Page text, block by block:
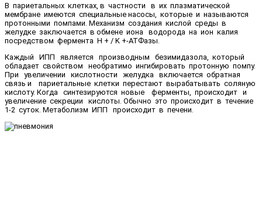
В париетальных клетках, в частности в их плазматической
мембране имеются специальные насосы, которые и называются
протонными помпами. Механизм создания кислой среды в
желудке заключается в обмене иона водорода на ион калия
посредством фермента H + / K +-АТФазы.
Каждый ИПП является производным безимидазола, который
обладает свойством необратимо ингибировать протонную помпу.
При увеличении кислотности желудка включается обратная
связь и париетальные клетки перестают вырабатывать соляную
кислоту. Когда синтезируются новые ферменты, происходит и
увеличение секреции кислоты. Обычно это происходит в течение
1-2 суток. Метаболизм ИПП происходит в печени.